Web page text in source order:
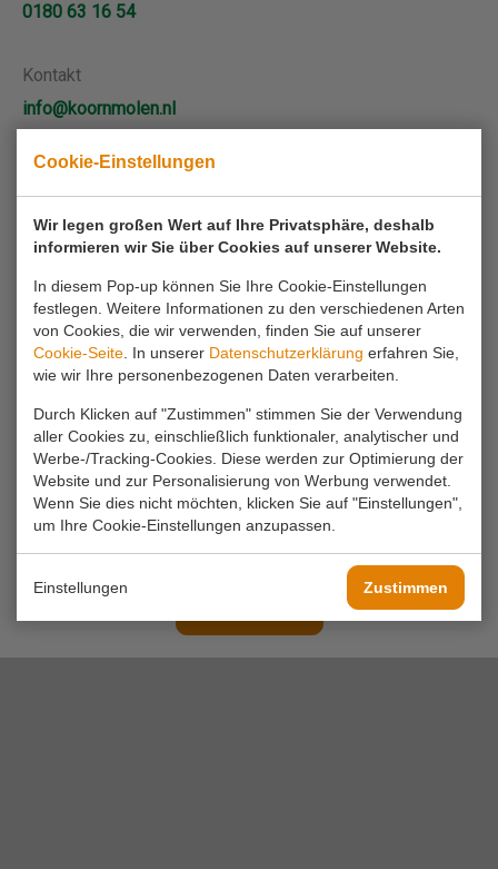
Cookie-Einstellungen
Wir legen großen Wert auf Ihre Privatsphäre, deshalb
informieren wir Sie über Cookies auf unserer Website.
In diesem Pop-up können Sie Ihre Cookie-Einstellungen
festlegen. Weitere Informationen zu den verschiedenen Arten
von Cookies, die wir verwenden, finden Sie auf unserer
Cookie-Seite . In unserer Datenschutzerklärung erfahren Sie,
wie wir Ihre personenbezogenen Daten verarbeiten.
Durch Klicken auf "Zustimmen" stimmen Sie der Verwendung
aller Cookies zu, einschließlich funktionaler, analytischer und
Werbe-/Tracking-Cookies. Diese werden zur Optimierung der
Website und zur Personalisierung von Werbung verwendet.
Wenn Sie dies nicht möchten, klicken Sie auf "Einstellungen",
um Ihre Cookie-Einstellungen anzupassen.
Einstellungen Zustimmen
0180 63 16 54
Kontakt
info@koornmolen.nl
Ihr Name*
Ihr Telefon
Anfrage*